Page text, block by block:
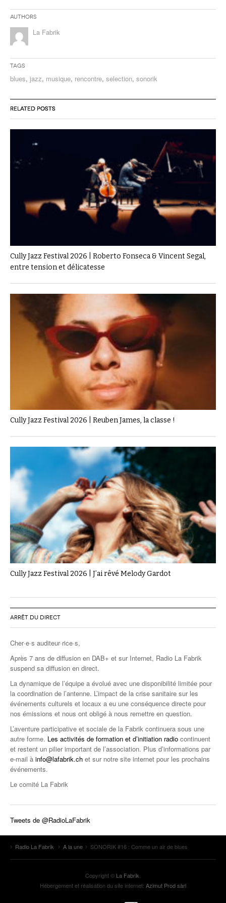
Authors
La Fabrik
Tags
blues, jazz, musique, rencontre, selection, sonorik
RELATED POSTS
Cully Jazz Festival 2026 | Roberto Fonseca & Vincent Segal,
entre tension et délicatesse
Cully Jazz Festival 2026 | Reuben James, la classe !
Cully Jazz Festival 2026 | J’ai rêvé Melody Gardot
ARRÊT DU DIRECT
Cher·e·s auditeur·rice·s,
Après 7 ans de diffusion en DAB+ et sur Internet, Radio La Fabrik
suspend sa diffusion en direct.
La dynamique de l’équipe a évolué avec une disponibilité limitée pour
la coordination de l’antenne. L’impact de la crise sanitaire sur les
événements culturels et locaux a eu une conséquence directe pour
nos émissions et nous ont obligé à nous remettre en question.
L’aventure participative et sociale de la Fabrik continuera sous une
autre forme. Les activités de formation et d’initiation radio continuent
et restent un pilier important de l’association. Plus d’informations par
e-mail à info@lafabrik.ch et sur notre site internet pour les prochains
événements.
Le comité La Fabrik
Tweets de @RadioLaFabrik
Radio La Fabrik A la une SONORIK #16 : Comme un air de blues
Copyright © La Fabrik
Hébergement et réalisation du site internet: Azimut Prod sàrl